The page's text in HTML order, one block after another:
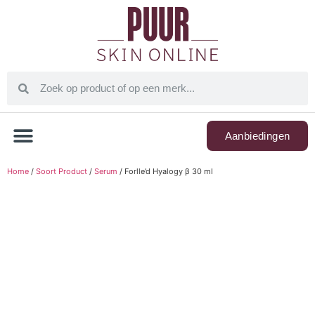
Aanbiedingen
Home / Soort Product / Serum / Forlle’d Hyalogy β 30 ml